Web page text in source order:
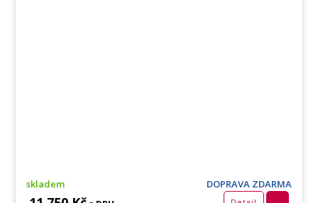
skladem DOPRAVA ZDARMA